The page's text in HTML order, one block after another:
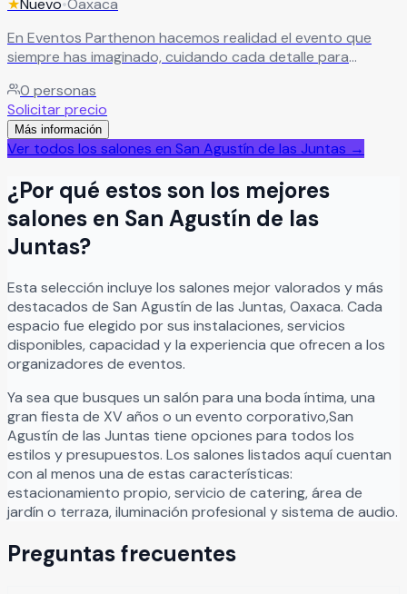
En Eventos Parthenon hacemos realidad el evento que
siempre has imaginado, cuidando cada detalle para
0 personas
Solicitar precio
Más información
Ver todos los salones en San Agustín de las Juntas →
¿Por qué estos son los mejores
salones en San Agustín de las
Juntas?
Esta selección incluye los salones mejor valorados y más
destacados de San Agustín de las Juntas,Oaxaca. Cada
espacio fue elegido por sus instalaciones, servicios
disponibles, capacidad y la experiencia que ofrecen a los
organizadores de eventos.
Ya sea que busques un salón para una boda íntima, una
gran fiesta de XV años o un evento corporativo,San
Agustín de las Juntas tiene opciones para todos los
estilos y presupuestos. Los salones listados aquí cuentan
con al menos una de estas características:
estacionamiento propio, servicio de catering, área de
jardín o terraza, iluminación profesional y sistema de audio.
Preguntas frecuentes